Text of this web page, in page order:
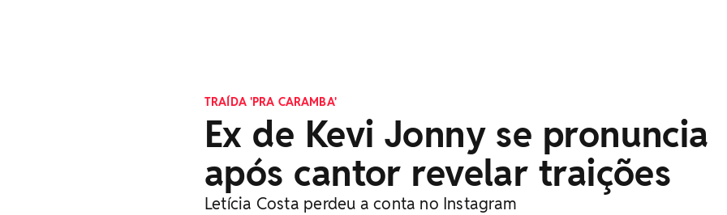
TRAÍDA 'PRA CARAMBA'
Ex de Kevi Jonny se pronuncia
após cantor revelar traições
Letícia Costa perdeu a conta no Instagram